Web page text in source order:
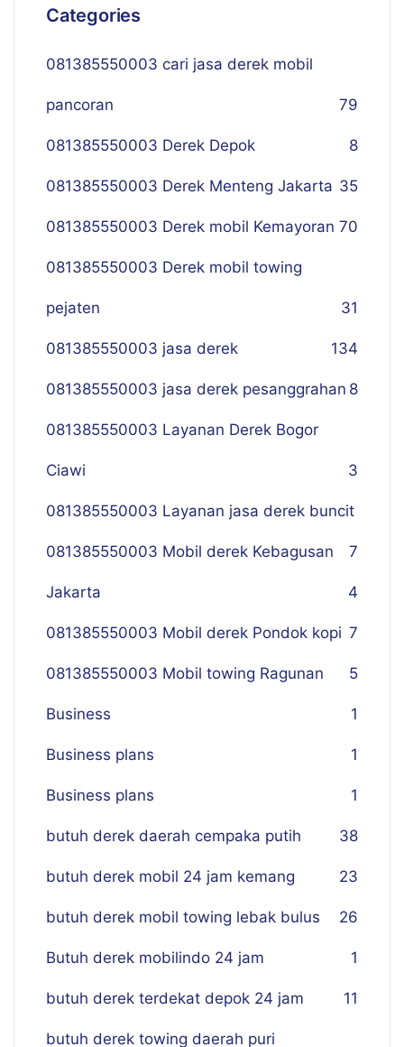
Categories
081385550003 cari jasa derek mobil
pancoran 79
081385550003 Derek Depok 8
081385550003 Derek Menteng Jakarta 35
081385550003 Derek mobil Kemayoran 70
081385550003 Derek mobil towing
pejaten 31
081385550003 jasa derek 134
081385550003 jasa derek pesanggrahan 8
081385550003 Layanan Derek Bogor
Ciawi 3
081385550003 Layanan jasa derek buncit
7
081385550003 Mobil derek Kebagusan
Jakarta 4
081385550003 Mobil derek Pondok kopi 7
081385550003 Mobil towing Ragunan 5
Business 1
Business plans 1
Business plans 1
butuh derek daerah cempaka putih 38
butuh derek mobil 24 jam kemang 23
butuh derek mobil towing lebak bulus 26
Butuh derek mobilindo 24 jam 1
butuh derek terdekat depok 24 jam 11
butuh derek towing daerah puri